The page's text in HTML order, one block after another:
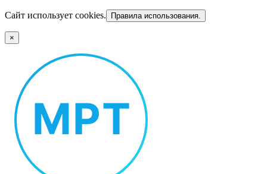
Сайт использует cookies. Правила использования.
×